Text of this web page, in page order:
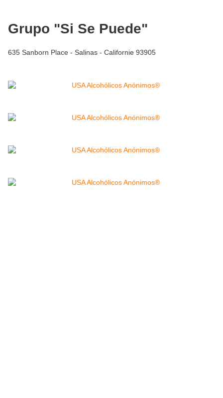
Grupo "Si Se Puede"
635 Sanborn Place - Salinas - Californie 93905